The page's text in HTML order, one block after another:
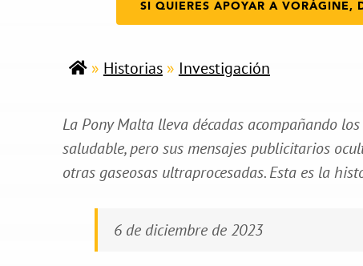
SI QUIERES APOYAR A VORÁGINE,
» Historias» Investigación
La Pony Malta lleva décadas acompañando
saludable, pero sus mensajes publicitarios
otras gaseosas ultraprocesadas. Esta es la
6 de diciembre de 2023